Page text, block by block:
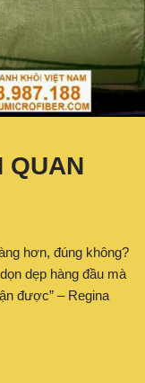
QUAN
hơn, đúng không?
dẹp hàng đầu mà
được” – Regina